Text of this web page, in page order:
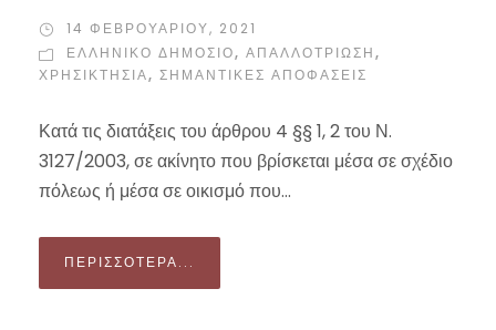
14 ΦΕΒΡΟΥΑΡΊΟΥ, 2021
ΕΛΛΗΝΙΚΌ ΔΗΜΌΣΙΟ, ΑΠΑΛΛΟΤΡΊΩΣΗ,
ΧΡΗΣΙΚΤΗΣΊΑ, ΣΗΜΑΝΤΙΚΈΣ ΑΠΟΦΆΣΕΙΣ
Κατά τις διατάξεις του άρθρου 4 §§ 1, 2 του Ν.
3127/2003, σε ακίνητο που βρίσκεται μέσα σε σχέδιο
πόλεως ή μέσα σε οικισμό που...
ΠΕΡΙΣΣΌΤΕΡΑ...